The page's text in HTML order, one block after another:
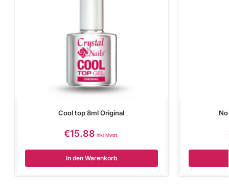
Cool top 8ml Original
€15.88 inkl Mwst.
In den Warenkorb